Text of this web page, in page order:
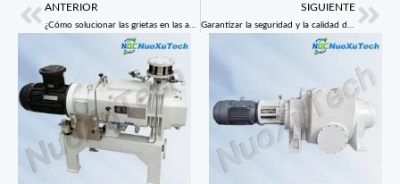
Ant
ANTERIOR SIGUIENTE